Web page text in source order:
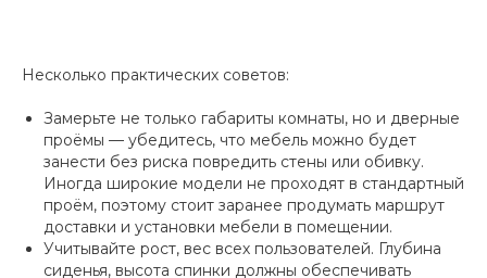
Несколько практических советов:
Замерьте не только габариты комнаты, но и дверные
проёмы — убедитесь, что мебель можно будет
занести без риска повредить стены или обивку.
Иногда широкие модели не проходят в стандартный
проём, поэтому стоит заранее продумать маршрут
доставки и установки мебели в помещении.
Учитывайте рост, вес всех пользователей. Глубина
сиденья, высота спинки должны обеспечивать